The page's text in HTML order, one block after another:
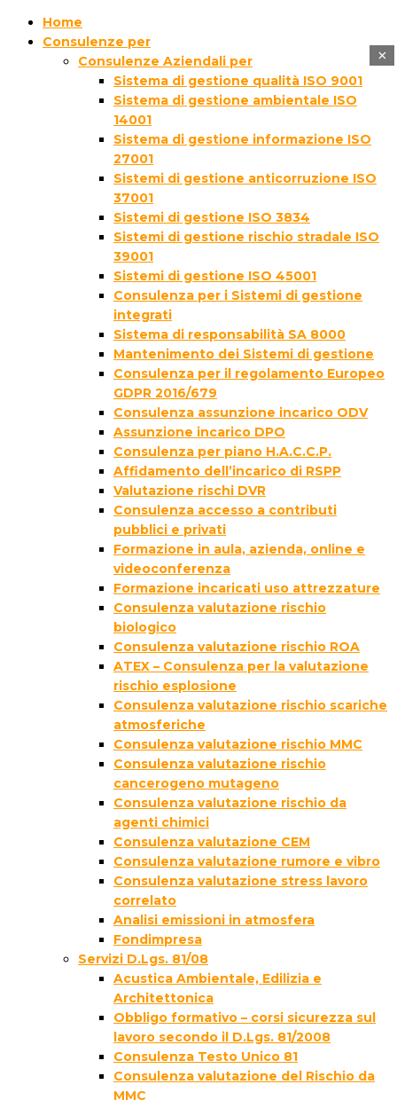
Home
Consulenze per
Consulenze Aziendali per
Sistema di gestione qualità ISO 9001
Sistema di gestione ambientale ISO
14001
Sistema di gestione informazione ISO
27001
Sistemi di gestione anticorruzione ISO
37001
Sistemi di gestione ISO 3834
Sistemi di gestione rischio stradale ISO
39001
Sistemi di gestione ISO 45001
Consulenza per i Sistemi di gestione
integrati
Sistema di responsabilità SA 8000
Mantenimento dei Sistemi di gestione
Consulenza per il regolamento Europeo
GDPR 2016/679
Consulenza assunzione incarico ODV
Assunzione incarico DPO
Consulenza per piano H.A.C.C.P.
Affidamento dell’incarico di RSPP
Valutazione rischi DVR
Consulenza accesso a contributi
pubblici e privati
Formazione in aula, azienda, online e
videoconferenza
Formazione incaricati uso attrezzature
Consulenza valutazione rischio
biologico
Consulenza valutazione rischio ROA
ATEX – Consulenza per la valutazione
rischio esplosione
Consulenza valutazione rischio scariche
atmosferiche
Consulenza valutazione rischio MMC
Consulenza valutazione rischio
cancerogeno mutageno
Consulenza valutazione rischio da
agenti chimici
Consulenza valutazione CEM
Consulenza valutazione rumore e vibro
Consulenza valutazione stress lavoro
correlato
Analisi emissioni in atmosfera
Fondimpresa
Servizi D.Lgs. 81/08
Acustica Ambientale, Edilizia e
Architettonica
Obbligo formativo – corsi sicurezza sul
lavoro secondo il D.Lgs. 81/2008
Consulenza Testo Unico 81
Consulenza valutazione del Rischio da
MMC
×